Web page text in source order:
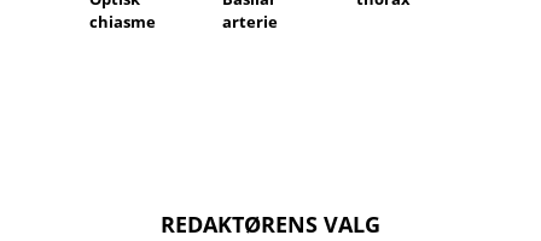
chiasme
arterie
REDAKTØRENS VALG